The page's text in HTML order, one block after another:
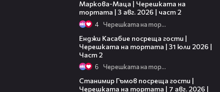
Маркова-Маца | Черешката на
тортата | 3 авг. 2026 | част 2
4 Черешката на тортата
Енджи Касабие посреща гости |
Черешката на тортата | 31 юли 2026 |
Част 2
6 Черешката на тортата
Станимир Гъмов посреща гости |
Черешката на тортата | 7 авг. 2026 |